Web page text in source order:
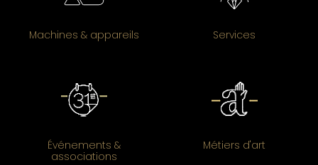
Machines & appareils Services
Événements &
associations
Métiers d'art